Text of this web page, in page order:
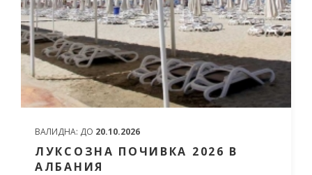
ВАЛИДНА: ДО 20.10.2026
ЛУКСОЗНА ПОЧИВКА 2026 В
АЛБАНИЯ